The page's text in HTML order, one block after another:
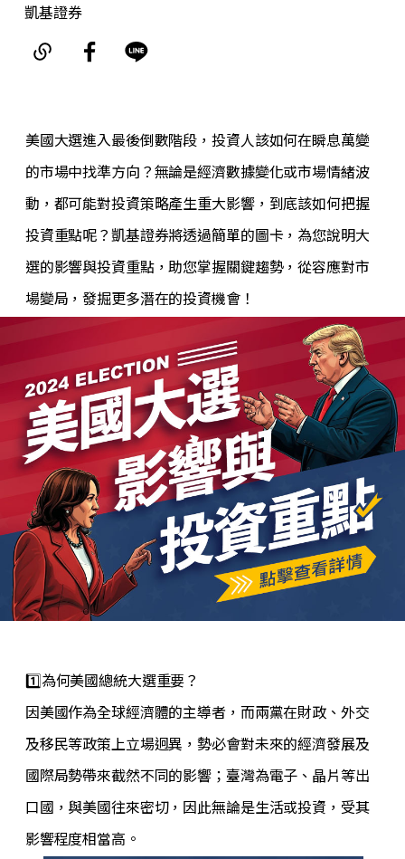
凱基證券
美國大選進入最後倒數階段，投資人該如何在瞬息萬變
的市場中找準方向？無論是經濟數據變化或市場情緒波
動，都可能對投資策略產生重大影響，到底該如何把握
投資重點呢？凱基證券將透過簡單的圖卡，為您說明大
選的影響與投資重點，助您掌握關鍵趨勢，從容應對市
場變局，發掘更多潛在的投資機會！
1️⃣為何美國總統大選重要？
因美國作為全球經濟體的主導者，而兩黨在財政、外交
及移民等政策上立場迥異，勢必會對未來的經濟發展及
國際局勢帶來截然不同的影響；臺灣為電子、晶片等出
口國，與美國往來密切，因此無論是生活或投資，受其
影響程度相當高。